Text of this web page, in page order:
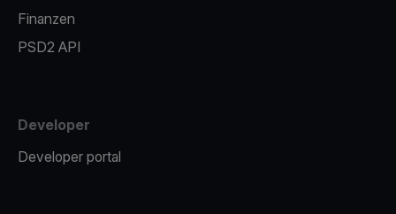
Finanzen
PSD2 API
Developer
Developer portal